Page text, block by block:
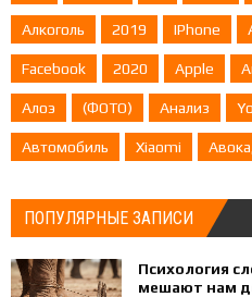
Алкоголь 2019 IPhone
Facebook 2020 Apple
Алоэ (ФОТО) Анализ
Автомобиль Xiaomi
ПОПУЛЯРНЫЕ ЗАПИСИ
Психология
мешают нам